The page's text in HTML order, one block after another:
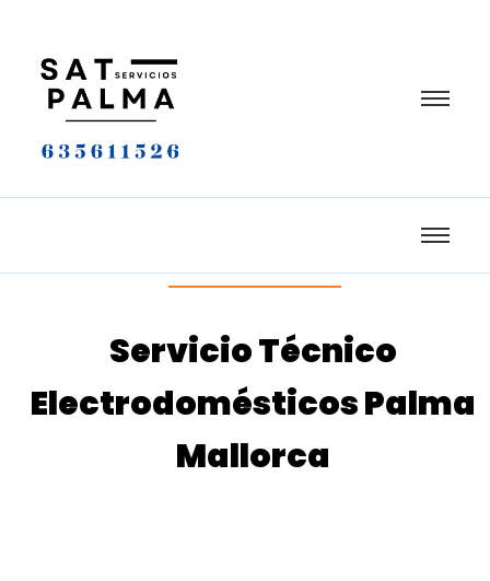
Servicio Técnico
Electrodomésticos Palma
Mallorca